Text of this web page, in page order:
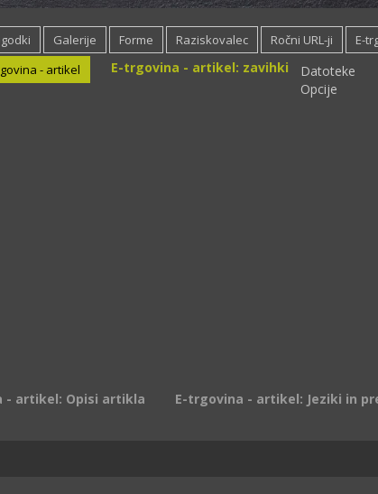
Galerije Forme Raziskovalec Ročni URL-ji
E-
- artikel E-trgovina - artikel: zavihki
Datoteke
Opcije
- artikel: Opisi artikla E-trgovina - artikel: Jeziki in